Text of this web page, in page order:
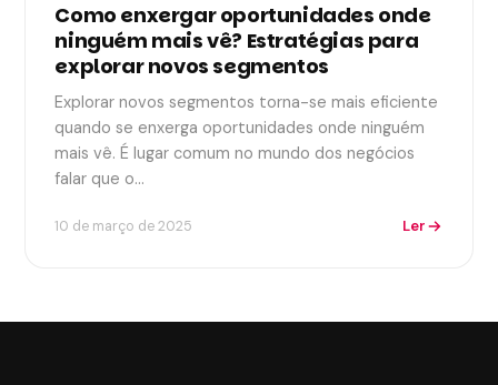
Como enxergar oportunidades onde
ninguém mais vê? Estratégias para
explorar novos segmentos
Explorar novos segmentos torna-se mais eficiente
quando se enxerga oportunidades onde ninguém
mais vê. É lugar comum no mundo dos negócios
falar que o…
10 de março de 2025 Ler